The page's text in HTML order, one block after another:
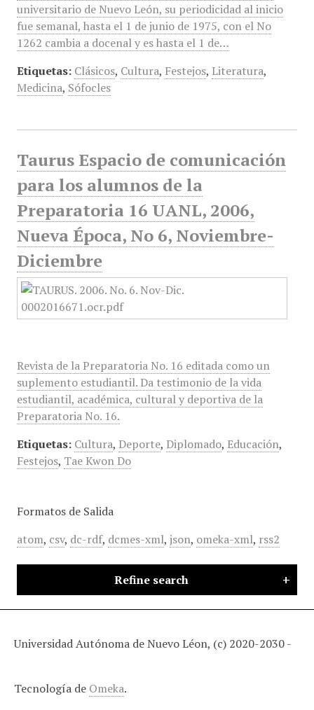
universitario de Nuevo León, su periodicidad al inicio
fue semanal, hasta el 1 de junio de 1975, con el No
1262 cambia a docenal y es hasta el 1 de…
Etiquetas: Clásicos, Cultura, Festejos, Literatura,
Medicina, Sófocles
Taurus Espacio de comunicación
para los alumnos de la
Preparatoria 16 UANL, 2006,
Nueva Época, No 6, Noviembre-
Diciembre
Revista de la Preparatoria No. 16 editada como un
suplemento estudiantil. Da testimonio de la vida
estudiantil, académica, cultural y deportiva de la
Preparatoria No. 16.
Etiquetas: Cultura, Deporte, Diplomado, Educación,
Festejos, Tae Kwon Do
Formatos de Salida
atom, csv, dc-rdf, dcmes-xml, json, omeka-xml, rss2
Refine search
Universidad Autónoma de Nuevo Léon, (c) 2020-2030 -
Tecnología de Omeka.